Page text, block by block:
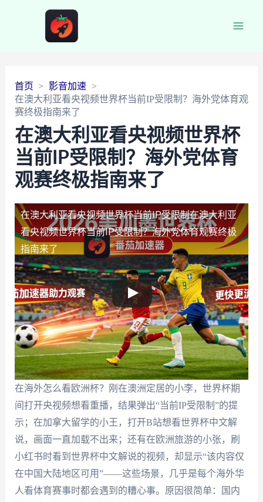
首页
影音加速
在澳大利亚看央视频世界杯当前IP受限制？海外党体育观
赛终极指南来了
在澳大利亚看央视频世界杯
当前IP受限制？海外党体育
观赛终极指南来了
在澳大利亚看央视频世界杯当前IP受限制在澳大利亚
看央视频世界杯当前IP受限制？海外党体育观赛终极
指南来了
在海外怎么看欧洲杯？刚在澳洲定居的小李，世界杯期
间打开央视频想看重播，结果弹出“当前IP受限制”的提
示；在加拿大留学的小王，打开B站想看世界杯中文解
说，画面一直加载不出来；还有在欧洲旅游的小张，刷
小红书时看到世界杯中文解说的视频，却显示“该内容仅
在中国大陆地区可用”——这些场景，几乎是每个海外华
人看体育赛事时都会遇到的糟心事。原因很简单：国内